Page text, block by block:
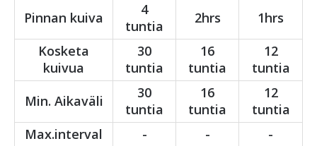
Pinnan kuiva
4
tuntia
2hrs
1hrs
Kosketa
kuivua
30
tuntia
16
tuntia
12
tuntia
Min. Aikaväli
30
tuntia
16
tuntia
12
tuntia
Max.interval
- -
-